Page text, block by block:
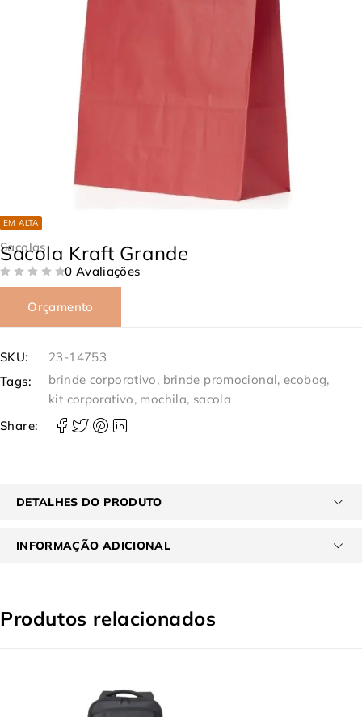
EM ALTA
Sacolas
Sacola Kraft Grande
0 Avaliações
Orçamento
SKU:
23-14753
Tags:
brinde corporativo, brinde promocional, ecobag,
kit corporativo, mochila, sacola
Share:
DETALHES DO PRODUTO
INFORMAÇÃO ADICIONAL
Produtos relacionados